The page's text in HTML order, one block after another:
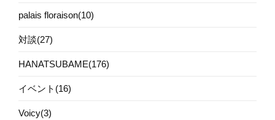
palais floraison(10)
対談(27)
HANATSUBAME(176)
イベント(16)
Voicy(3)